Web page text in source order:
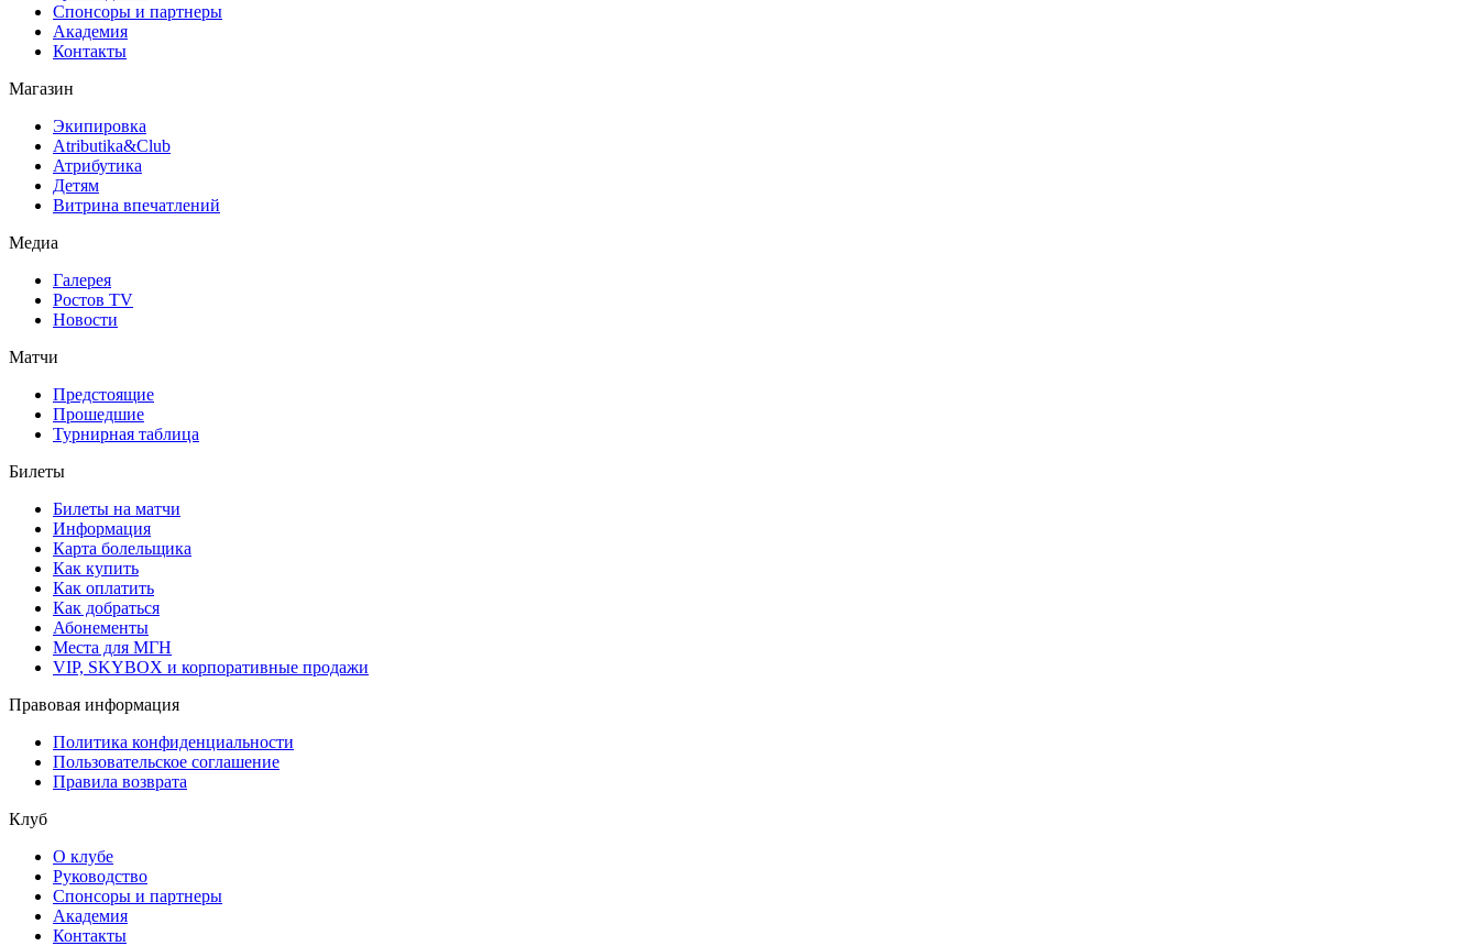
Спонсоры и партнеры
Академия
Контакты
Магазин
Экипировка
Atributika&Club
Атрибутика
Детям
Витрина впечатлений
Медиа
Галерея
Ростов TV
Новости
Матчи
Предстоящие
Прошедшие
Турнирная таблица
Билеты
Билеты на матчи
Информация
Карта болельщика
Как купить
Как оплатить
Как добраться
Абонементы
Места для МГН
VIP, SKYBOX и корпоративные продажи
Правовая информация
Политика конфиденциальности
Пользовательское соглашение
Правила возврата
Клуб
О клубе
Руководство
Спонсоры и партнеры
Академия
Контакты